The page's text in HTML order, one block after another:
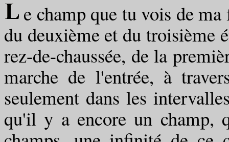
e champ que tu vois de
du deuxième et du troisième
rez-de-chaussée, de la
marche de l'entrée, à
seulement dans les
qu'il y a encore un champ,